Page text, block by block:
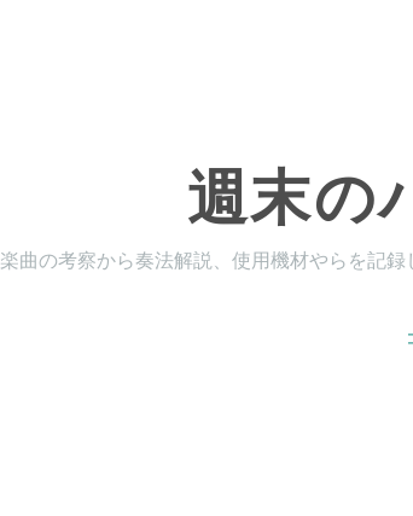
週末の
楽曲の考察から奏法解説、使用機材やらを記